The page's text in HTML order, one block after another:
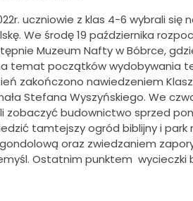
uczniowie z klas 4-6 wybrali
We środę 19 października
Muzeum Nafty w Bóbrce,
temat początków wydobywania
zakończono nawiedzeniem
Stefana Wyszyńskiego. We
zobaczyć budownictwo sprzed
tamtejszy ogród biblijny i park
oraz zwiedzaniem
Ostatnim punktem wycieczki